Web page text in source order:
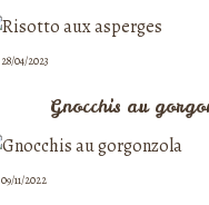
28/04/2023
Gnocchis au
09/11/2022